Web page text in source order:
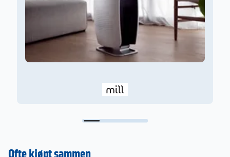
Oljefylt: Nei
Tilrettelagt for intelligent timer: Nei
Våtromsgodkjent: Nei
Barnesikring: Nei
Materiale på frontpanel: Annet
MESH-kompatibel: Nei
Ofte kjøpt sammen